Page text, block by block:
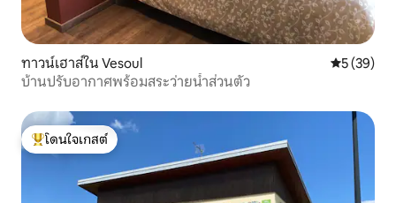
ทาวน์เฮาส์ใน Vesoul คะแนนเฉลี่
5 (39)
บ้านปรับอากาศพร้อมสระว่ายน้ำส่วนตัว
โดนใจเกสต์ที่สุด
โดนใจเกสต์